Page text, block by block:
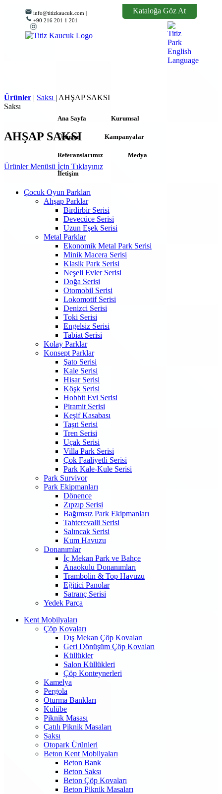
info@titizkaucuk.com |
+90 216 201 1 201
Kataloğa Göz At
Ana Sayfa Kurumsal
Ürünler Kampanyalar
Referanslarımız Medya
İletişim
Ürünler | Saksı | AHŞAP SAKSI
Saksı
AHŞAP SAKSI
Ürünler Menüsü İçin Tıklayınız
Çocuk Oyun Parkları
Ahşap Parklar
Birdirbir Serisi
Devecüce Serisi
Uzun Eşek Serisi
Metal Parklar
Ekonomik Metal Park Serisi
Minik Macera Serisi
Klasik Park Serisi
Neşeli Evler Serisi
Doğa Serisi
Otomobil Serisi
Lokomotif Serisi
Denizci Serisi
Toki Serisi
Engelsiz Serisi
Tabiat Serisi
Kolay Parklar
Konsept Parklar
Şato Serisi
Kale Serisi
Hisar Serisi
Köşk Serisi
Hobbit Evi Serisi
Piramit Serisi
Keşif Kasabası
Taşıt Serisi
Tren Serisi
Uçak Serisi
Villa Park Serisi
Çok Faaliyetli Serisi
Park Kale-Kule Serisi
Park Survivor
Park Ekipmanları
Dönence
Zıpzıp Serisi
Bağımsız Park Ekipmanları
Tahterevalli Serisi
Salıncak Serisi
Kum Havuzu
Donanımlar
İç Mekan Park ve Bahçe
Anaokulu Donanımları
Trambolin & Top Havuzu
Eğitici Panolar
Satranç Serisi
Yedek Parça
Kent Mobilyaları
Çöp Kovaları
Dış Mekan Çöp Kovaları
Geri Dönüşüm Çöp Kovaları
Küllükler
Salon Küllükleri
Çöp Konteynerleri
Kamelya
Pergola
Oturma Bankları
Kulübe
Piknik Masası
Çatılı Piknik Masaları
Saksı
Otopark Ürünleri
Beton Kent Mobilyaları
Beton Bank
Beton Saksı
Beton Çöp Kovaları
Beton Piknik Masaları